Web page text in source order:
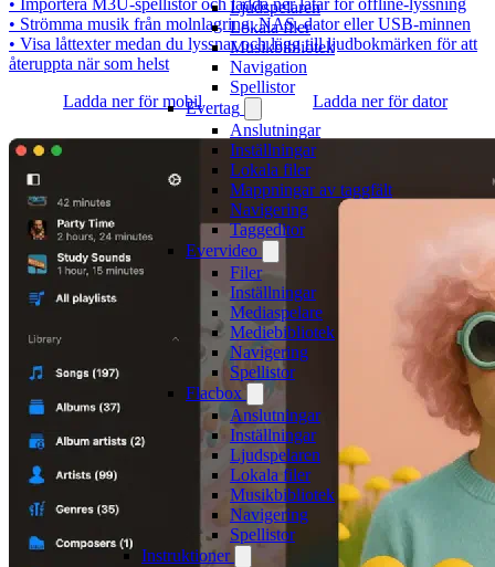
Ljudspelaren
Lokala filer
Musikbibliotek
Navigation
Spellistor
Evertag
Anslutningar
Inställningar
Lokala filer
Mappningar av taggfält
Navigering
Taggeditor
Evervideo
Filer
Inställningar
Mediaspelare
Mediebibliotek
Navigering
Spellistor
Flacbox
Anslutningar
Inställningar
Ljudspelaren
Lokala filer
Musikbibliotek
Navigering
Spellistor
Instruktioner
• Importera M3U-spellistor och ladda ner låtar för offline-lyssning
• Strömma musik från molnlagring, NAS, dator eller USB-minnen
• Visa låttexter medan du lyssnar och lägg till ljudbokmärken för att
återuppta när som helst
Ladda ner för mobil
Ladda ner för dator